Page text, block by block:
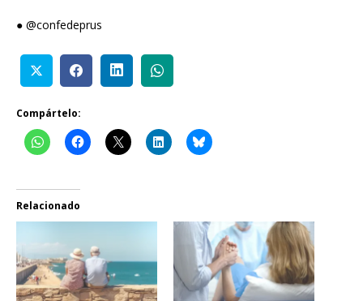
● @confedeprus
Compártelo:
Relacionado